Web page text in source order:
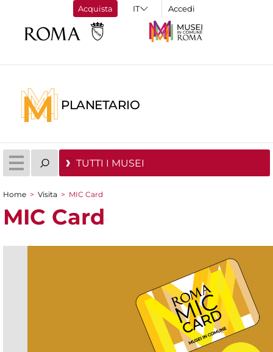
Acquista Accedi
PLANETARIO
TUTTI I MUSEI
Tu sei qui
Home > Visita > MIC Card
MIC Card